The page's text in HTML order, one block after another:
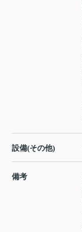
設備(その他)
備考